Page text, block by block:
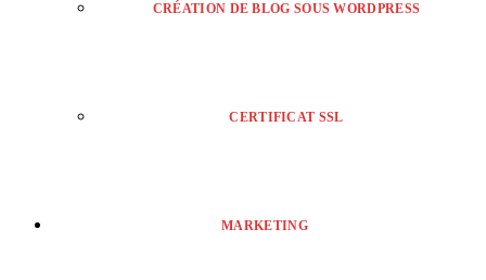
CRÉATION DE BLOG SOUS WORDPRESS
CERTIFICAT SSL
MARKETING